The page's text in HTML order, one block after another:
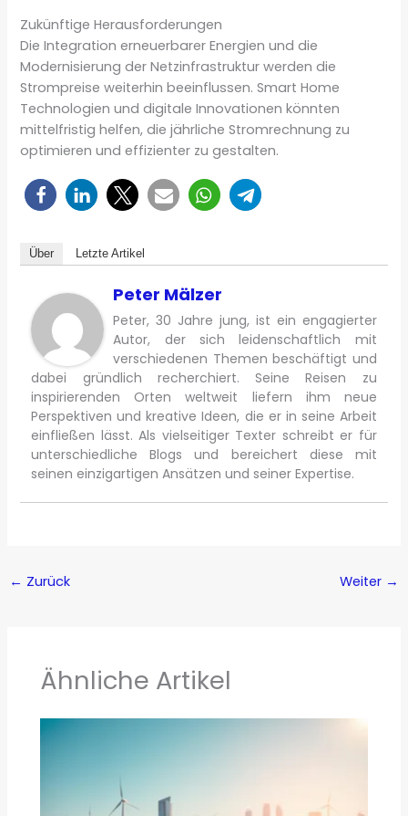
Zukünftige Herausforderungen
Die Integration erneuerbarer Energien und die
Modernisierung der Netzinfrastruktur werden die
Strompreise weiterhin beeinflussen. Smart Home
Technologien und digitale Innovationen könnten
mittelfristig helfen, die jährliche Stromrechnung zu
optimieren und effizienter zu gestalten.
Über Letzte Artikel
Peter Mälzer
Peter, 30 Jahre jung, ist ein engagierter
Autor, der sich leidenschaftlich mit
verschiedenen Themen beschäftigt und
dabei gründlich recherchiert. Seine Reisen zu
inspirierenden Orten weltweit liefern ihm neue
Perspektiven und kreative Ideen, die er in seine Arbeit
einfließen lässt. Als vielseitiger Texter schreibt er für
unterschiedliche Blogs und bereichert diese mit
seinen einzigartigen Ansätzen und seiner Expertise.
← Zurück Weiter →
Ähnliche Artikel